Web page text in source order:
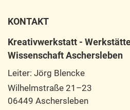
KONTAKT
Kreativwerkstatt -
Wissenschaft Aschersleben
Leiter: Jörg Blencke
Wilhelmstraße 21–23
06449 Aschersleben